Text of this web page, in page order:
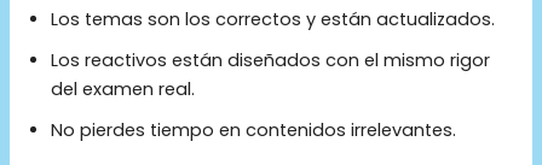
Los temas son los correctos y están actualizados.
Los reactivos están diseñados con el mismo rigor
del examen real.
No pierdes tiempo en contenidos irrelevantes.